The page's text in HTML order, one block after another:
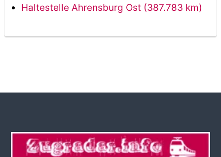
Haltestelle Ahrensburg Ost (387.783 km)